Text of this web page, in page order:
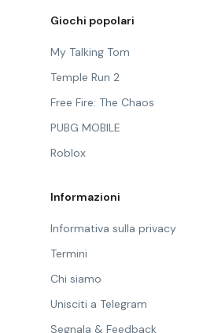
Giochi popolari
My Talking Tom
Temple Run 2
Free Fire: The Chaos
PUBG MOBILE
Roblox
Informazioni
Informativa sulla privacy
Termini
Chi siamo
Unisciti a Telegram
Segnala & Feedback